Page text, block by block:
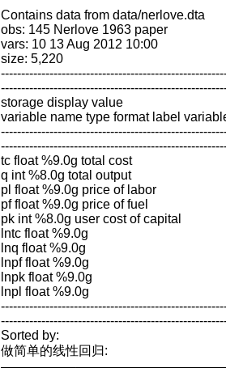
估计
源下载
Contains data from data/nerlove.dta
obs: 145 Nerlove 1963 paper
vars: 10 13 Aug 2012 10:00
size: 5,220
storage display value
variable name type format label
tc float %9.0g total cost
q int %8.0g total output
pl float %9.0g price of labor
pf float %9.0g price of fuel
pk int %8.0g user cost of capital
lntc float %9.0g
lnq float %9.0g
lnpf float %9.0g
lnpk float %9.0g
lnpl float %9.0g
Sorted by:
做简单的线性回归: